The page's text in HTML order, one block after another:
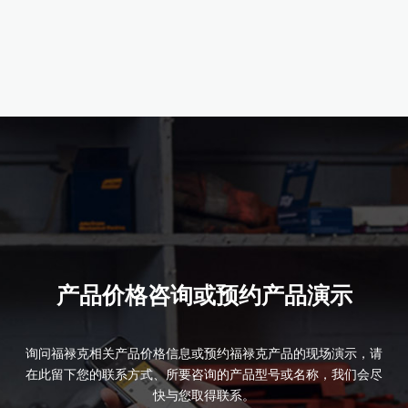
产品价格咨询或预约产品演示
询问福禄克相关产品价格信息或预约福禄克产品的现场演示，请
在此留下您的联系方式、所要咨询的产品型号或名称，我们会尽
快与您取得联系。